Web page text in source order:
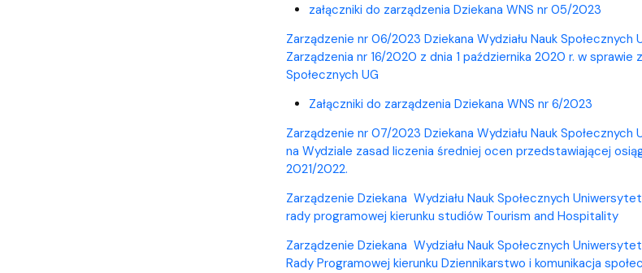
załączniki do zarządzenia Dziekana WNS nr 05/2023
Zarządzenie nr 06/2023 Dziekana Wydziału Nauk
Zarządzenia nr 16/2020 z dnia 1 października 2020 r. w
Społecznych UG
Załączniki do zarządzenia Dziekana WNS nr 6/2023
Zarządzenie nr 07/2023 Dziekana Wydziału Nauk
na Wydziale zasad liczenia średniej ocen przedstawiającej
2021/2022.
Zarządzenie Dziekana Wydziału Nauk Społecznych
rady programowej kierunku studiów Tourism and Hospitality
Zarządzenie Dziekana Wydziału Nauk Społecznych
Rady Programowej kierunku Dziennikarstwo i komunikacja